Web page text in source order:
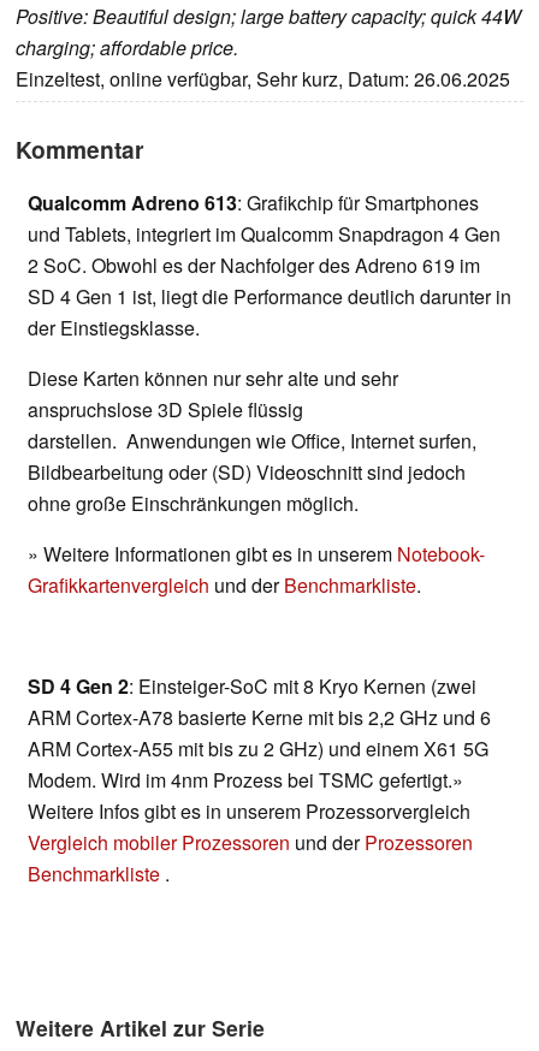
Positive: Beautiful design; large battery capacity; quick 44W
charging; affordable price.
Einzeltest, online verfügbar, Sehr kurz, Datum: 26.06.2025
Kommentar
Qualcomm Adreno 613: Grafikchip für Smartphones
und Tablets, integriert im Qualcomm Snapdragon 4 Gen
2 SoC. Obwohl es der Nachfolger des Adreno 619 im
SD 4 Gen 1 ist, liegt die Performance deutlich darunter in
der Einstiegsklasse.
Diese Karten können nur sehr alte und sehr
anspruchslose 3D Spiele flüssig
darstellen. Anwendungen wie Office, Internet surfen,
Bildbearbeitung oder (SD) Videoschnitt sind jedoch
ohne große Einschränkungen möglich.
» Weitere Informationen gibt es in unserem Notebook-
Grafikkartenvergleich und derBenchmarkliste.
SD 4 Gen 2: Einsteiger-SoC mit 8 Kryo Kernen (zwei
ARM Cortex-A78 basierte Kerne mit bis 2,2 GHz und 6
ARM Cortex-A55 mit bis zu 2 GHz) und einem X61 5G
Modem. Wird im 4nm Prozess bei TSMC gefertigt.»
Weitere Infos gibt es in unserem Prozessorvergleich
Vergleich mobiler Prozessoren und derProzessoren
Benchmarkliste .
Weitere Artikel zur Serie